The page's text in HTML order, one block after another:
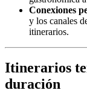
Conexiones
y los canales
itinerarios.
Itinerarios
duración